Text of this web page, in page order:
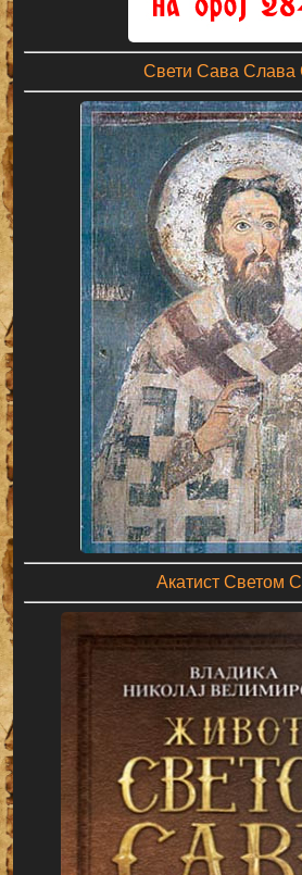
Свети Сава Слава
Акатист Светом